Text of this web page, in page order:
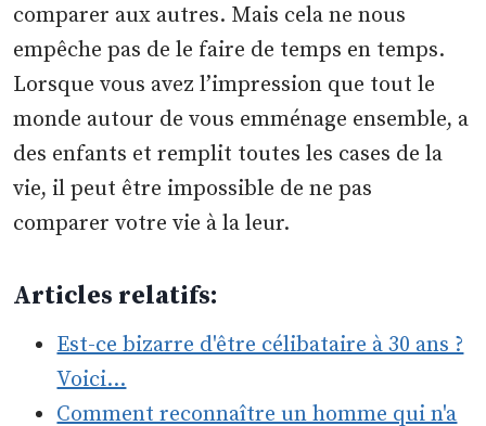
comparer aux autres. Mais cela ne nous
empêche pas de le faire de temps en temps.
Lorsque vous avez l’impression que tout le
monde autour de vous emménage ensemble, a
des enfants et remplit toutes les cases de la
vie, il peut être impossible de ne pas
comparer votre vie à la leur.
Articles relatifs:
Est-ce bizarre d'être célibataire à 30 ans ?
Voici…
Comment reconnaître un homme qui n'a